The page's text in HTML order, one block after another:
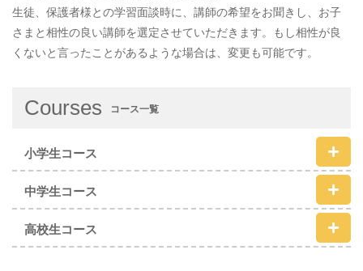
生徒、保護者様との学習面談時に、講師の希望をお聞きし、お子
さまと相性の良い講師を選定させていただきます。もし相性が良
くないと言ったことがあるような場合は、変更も可能です。
Courses コース一覧
小学生コース
中学生コース
高校生コース